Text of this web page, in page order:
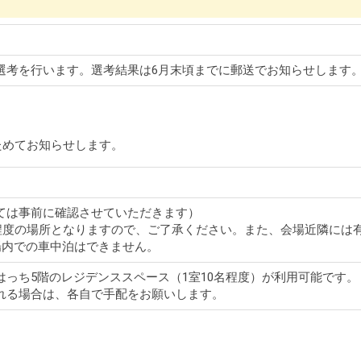
考を行います。選考結果は6月末頃までに郵送でお知らせします
てお知らせします。
事前に確認させていただきます）
の場所となりますので、ご了承ください。また、会場近隣には
での車中泊はできません。
ち5階のレジデンススペース（1室10名程度）が利用可能です
場合は、各自で手配をお願いします。